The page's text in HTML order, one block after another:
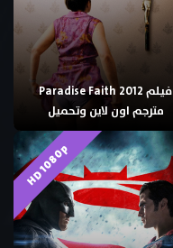
فيلم Paradise Faith 2012
مترجم اون لاين وتحميل
HD 1080p